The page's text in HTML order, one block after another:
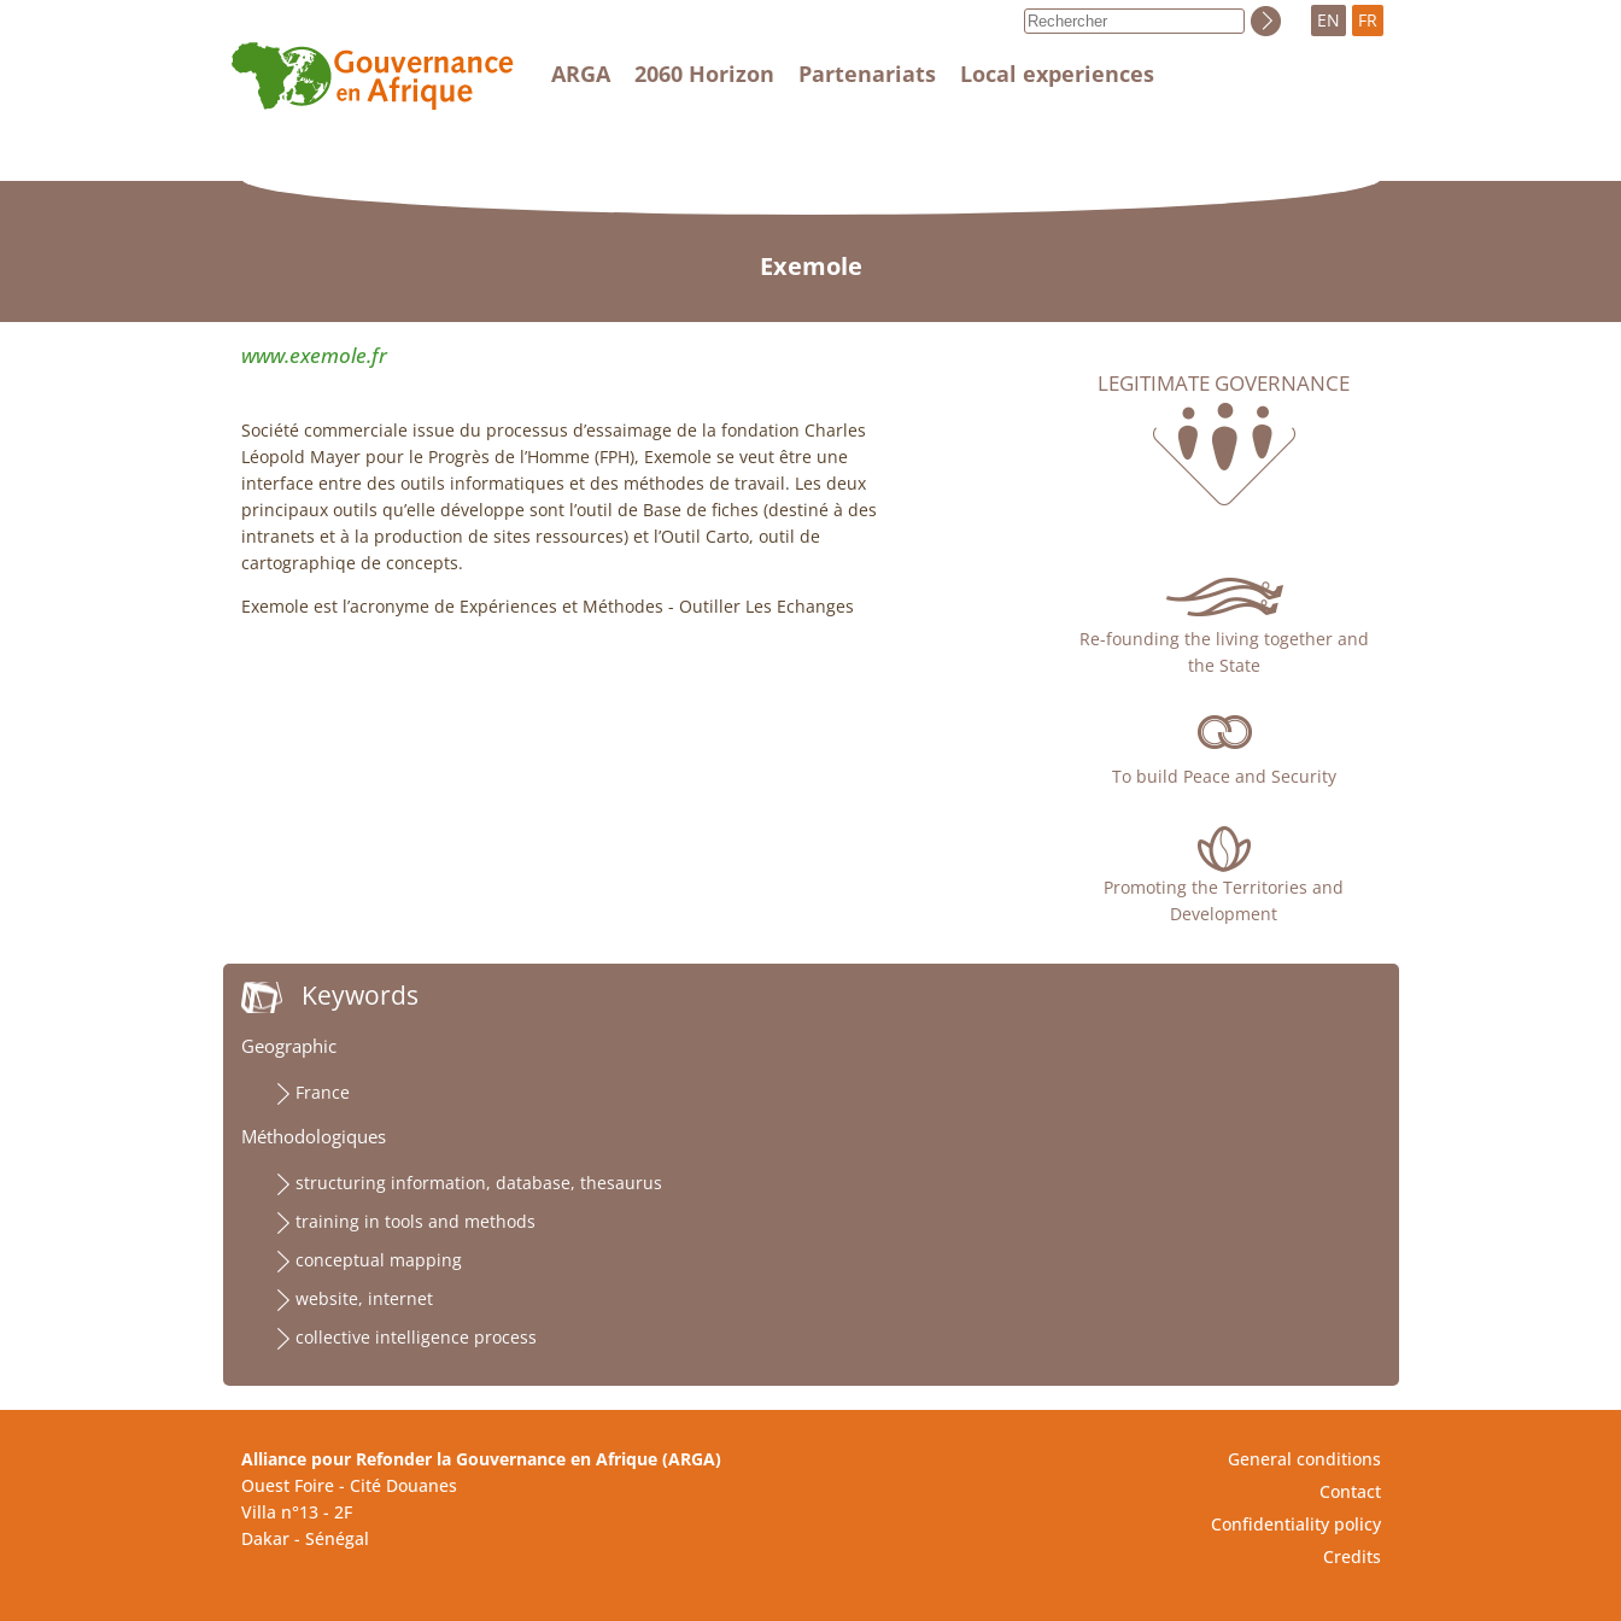
ARGA 2060 Horizon Partenariats Local experiences
EN FR
Exemole
www.exemole.fr
Société commerciale issue du processus d’essaimage de la fondation Charles
Léopold Mayer pour le Progrès de l’Homme (FPH), Exemole se veut être une
interface entre des outils informatiques et des méthodes de travail. Les deux
principaux outils qu’elle développe sont l’outil de Base de fiches (destiné à des
intranets et à la production de sites ressources) et l’Outil Carto, outil de
cartographiqe de concepts.
Exemole est l’acronyme de Expériences et Méthodes - Outiller Les Echanges
LEGITIMATE GOVERNANCE
Re-founding the living together and
the State
To build Peace and Security
Promoting the Territories and
Development
Keywords
Geographic
France
Méthodologiques
structuring information, database, thesaurus
training in tools and methods
conceptual mapping
website, internet
collective intelligence process
Alliance pour Refonder la Gouvernance en Afrique (ARGA)
Ouest Foire - Cité Douanes
Villa n°13 - 2F
Dakar - Sénégal
General conditions
Contact
Confidentiality policy
Credits